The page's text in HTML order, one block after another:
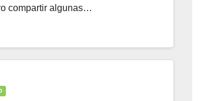
compartir algunas…